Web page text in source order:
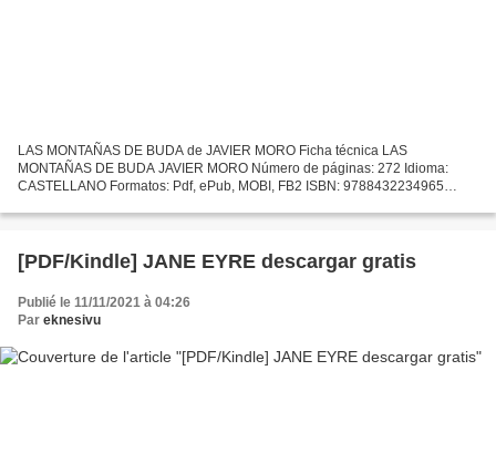
LAS MONTAÑAS DE BUDA de JAVIER MORO Ficha técnica LAS
MONTAÑAS DE BUDA JAVIER MORO Número de páginas: 272 Idioma:
CASTELLANO Formatos: Pdf, ePub, MOBI, FB2 ISBN: 9788432234965
Descargar...
[PDF/Kindle] JANE EYRE descargar gratis
Publié le 11/11/2021 à 04:26
Par eknesivu